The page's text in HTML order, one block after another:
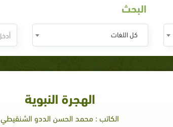
البحث
كل اللغات
الهجرة النبوية
الكاتب : محمد الحسن الددو الشنقيطي